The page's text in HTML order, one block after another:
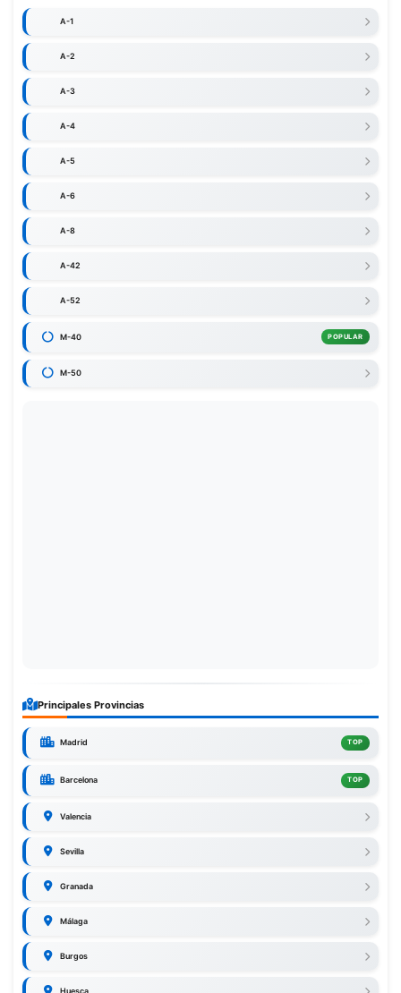
A-1
A-2
A-3
A-4
A-5
A-6
A-8
A-42
A-52
M-40 POPULAR
M-50
Principales Provincias
Madrid TOP
Barcelona TOP
Valencia
Sevilla
Granada
Málaga
Burgos
Huesca